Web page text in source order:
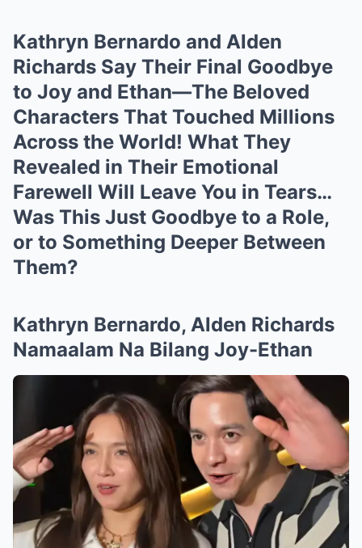
Kathryn Bernardo and Alden
Richards Say Their Final Goodbye
to Joy and Ethan—The Beloved
Characters That Touched Millions
Across the World! What They
Revealed in Their Emotional
Farewell Will Leave You in Tears…
Was This Just Goodbye to a Role,
or to Something Deeper Between
Them?
Kathryn Bernardo, Alden Richards
Namaalam Na Bilang Joy-Ethan